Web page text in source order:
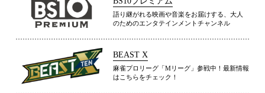
語り継がれる映画や音楽をお届けする、大人
のためのエンタテインメントチャンネル
BEAST X
麻雀プロリーグ「Mリーグ」参戦中！最新情報
はこちらをチェック！